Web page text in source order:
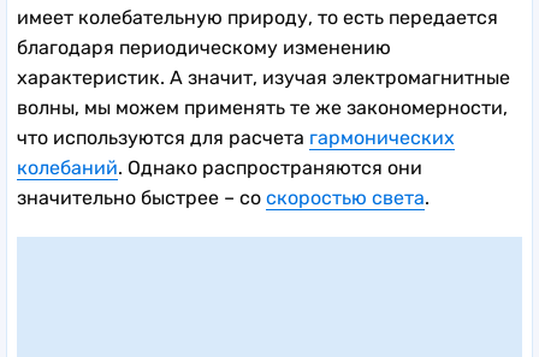
имеет колебательную природу, то есть передается
благодаря периодическому изменению
характеристик. А значит, изучая электромагнитные
волны, мы можем применять те же закономерности,
что используются для расчета гармонических
колебаний. Однако распространяются они
значительно быстрее – со скоростью света.